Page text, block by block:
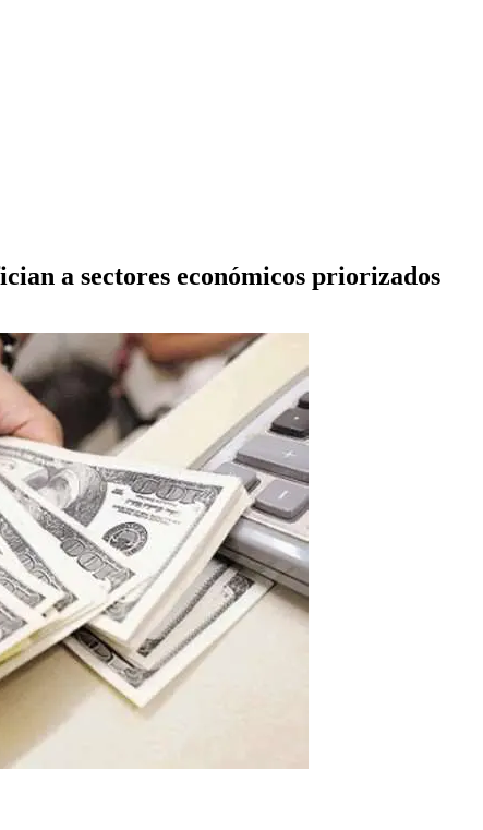
a sectores económicos priorizados